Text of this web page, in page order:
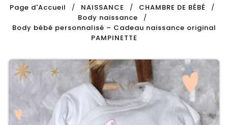
Page d'Accueil NAISSANCE
CHAMBRE DE BÉBÉ
Body naissance
Body bébé personnalisé – Cadeau naissance original
PAMPINETTE